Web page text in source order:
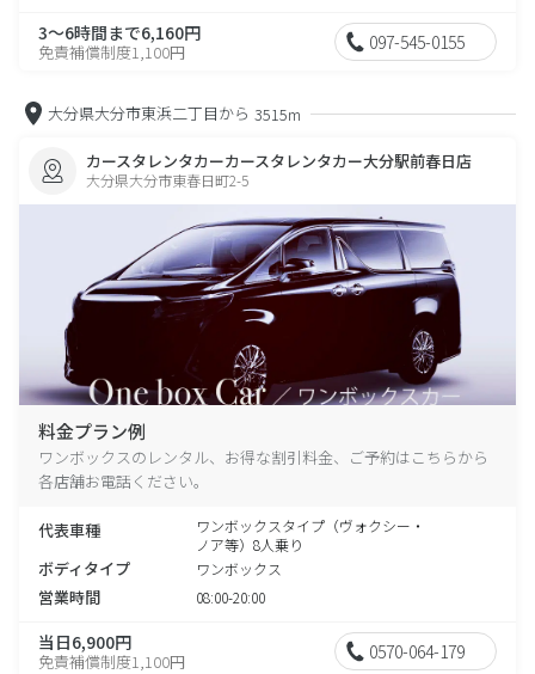
3～6時間まで6,160円
免責補償制度1,100円 097-545-0155
大分県大分市東浜二丁目から 3515m
カースタレンタカーカースタレンタカー大分駅前春日店
大分県大分市東春日町2-5
料金プラン例
ワンボックスのレンタル、お得な割引料金、ご予約はこちらから
各店舗お電話ください。
代表車種
ワンボックスタイプ（ヴォクシー・
ノア等）8人乗り
ボディタイプ ワンボックス
営業時間 08:00-20:00
当日6,900円
免責補償制度1,100円 0570-064-179